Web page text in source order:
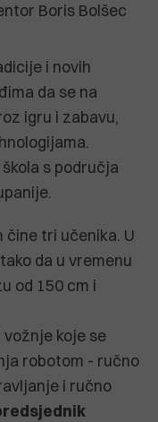
Boris Bolšec
i novih
da se na
igru i zabavu,
s područja
čine tri učenika. U
da u vremenu
od 150 cm i
koje se
robotom - ručno
i ručno